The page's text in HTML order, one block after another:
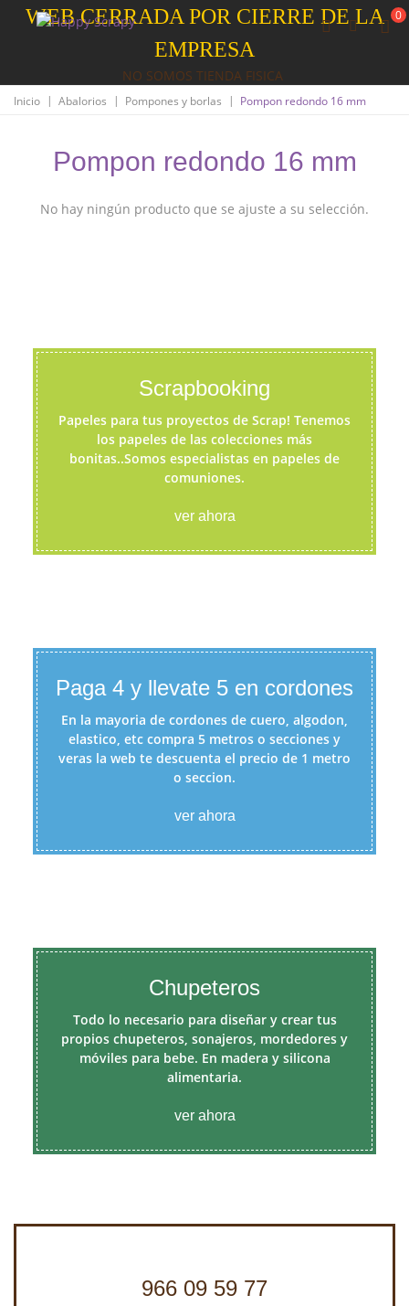
WEB CERRADA POR CIERRE DE LA
EMPRESA
NO SOMOS TIENDA FISICA
0
Inicio | Abalorios | Pompones y borlas | Pompon redondo 16 mm
Pompon redondo 16 mm
No hay ningún producto que se ajuste a su selección.
Scrapbooking
Papeles para tus proyectos de Scrap! Tenemos
los papeles de las colecciones más
bonitas..Somos especialistas en papeles de
comuniones.
ver ahora
Paga 4 y llevate 5 en cordones
En la mayoria de cordones de cuero, algodon,
elastico, etc compra 5 metros o secciones y
veras la web te descuenta el precio de 1 metro
o seccion.
ver ahora
Chupeteros
Todo lo necesario para diseñar y crear tus
propios chupeteros, sonajeros, mordedores y
móviles para bebe. En madera y silicona
alimentaria.
ver ahora
966 09 59 77